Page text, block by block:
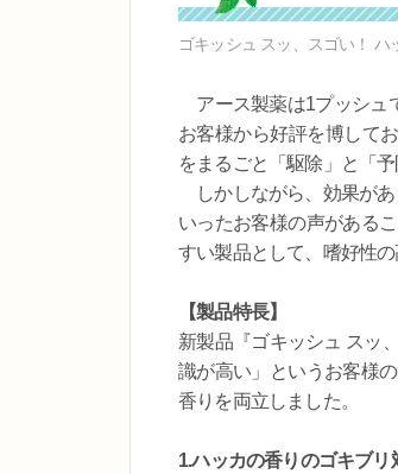
ゴキッシュ スッ、スゴい！ ハ
アース製薬は1プッシュ
お客様から好評を博して
をまるごと「駆除」と「
しかしながら、効果があ
いったお客様の声がある
すい製品として、嗜好性
【製品特長】
新製品『ゴキッシュ スッ
識が高い」というお客様
香りを両立しました。
1.ハッカの香りのゴキブリ